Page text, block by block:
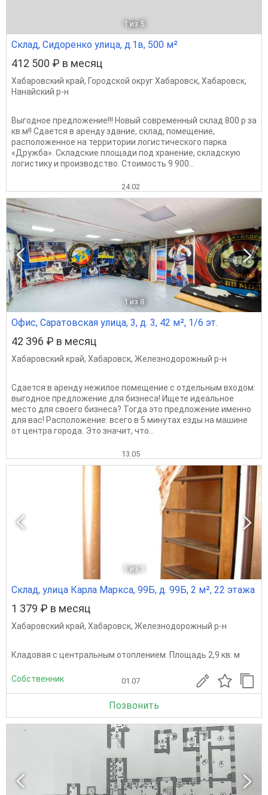
1 из 5
Склад, Сидоренко улица, д.1в, 500 м²
412 500 ₽ в месяц
Хабаровский край, Городской округ Хабаровск, Хабаровск,
Нанайский р-н
Выгодное предложение!!! Новый современный склад 800 р за
кв.м!! Сдается в аренду здание, склад, помещение,
расположенное на территории логистического парка
«Дружба». Складские площади под хранение, складскую
логистику и производство. Стоимость 9 900...
24.02
1 из 8
Офис, Саратовская улица, 3, д. 3, 42 м², 1/6 эт.
42 396 ₽ в месяц
Хабаровский край, Хабаровск, Железнодорожный р-н
Сдается в аренду нежилое помещение с отдельным входом:
выгодное предложение для бизнеса! Ищете идеальное
место для своего бизнеса? Тогда это предложение именно
для вас! Расположение: всего в 5 минутах езды на машине
от центра города. Это значит, что...
13.05
1 из 1
Склад, улица Карла Маркса, 99Б, д. 99Б, 2 м², 22 этажа
1 379 ₽ в месяц
Хабаровский край, Хабаровск, Железнодорожный р-н
Кладовая с центральным отоплением. Площадь 2,9 кв. м
Собственник 01.07
Позвонить